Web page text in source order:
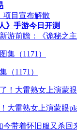
项目宣布解散
》手游今日开测
游前瞻：《诡秘之
（1171）
大雷熟女上演蒙眼